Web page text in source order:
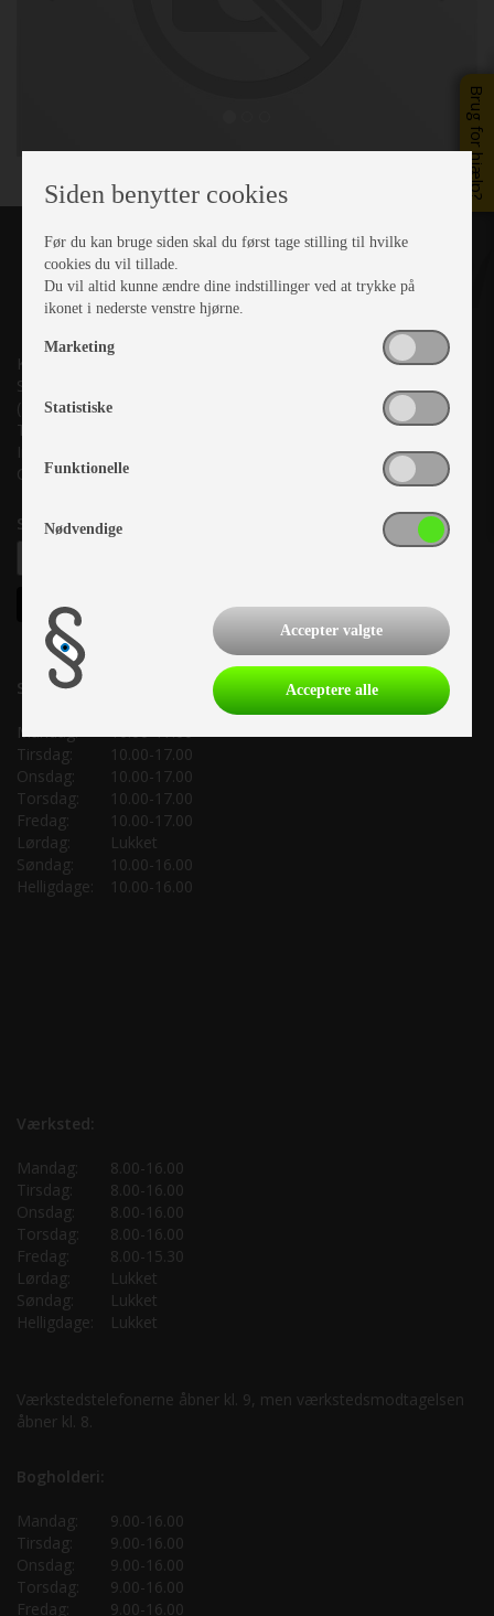
Brug for hjælp?
Kronjyllands Camping Center A/S
Suderholmen 10, 8960 Randers SØ
(Lige ud til Grenåvej)
Tlf. +45 87 10 98 70
Info@as-kcc.dk
CVR: 33 38 77 33
Samtykke til nyhedsbrev
Salgsafdeling:
Mandag:
Tirsdag:
10.00-17.00
Onsdag:
10.00-17.00
Torsdag:
10.00-17.00
Fredag:
10.00-17.00
Lørdag:
Lukket
Søndag:
10.00-16.00
Helligdage:
10.00-16.00
Værksted:
Mandag:
8.00-16.00
Tirsdag:
8.00-16.00
Onsdag:
8.00-16.00
Torsdag:
8.00-16.00
Fredag:
8.00-15.30
Lørdag:
Lukket
Søndag:
Lukket
Helligdage:
Lukket
Værkstedstelefonerne åbner kl. 9, men værkstedsmodtagelsen
åbner kl. 8.
Bogholderi:
Mandag:
9.00-16.00
Tirsdag:
9.00-16.00
Onsdag:
9.00-16.00
Torsdag:
9.00-16.00
Fredag:
9.00-16.00
Siden benytter cookies
Før du kan bruge siden skal du først tage stilling til hvilke
cookies du vil tillade.
Du vil altid kunne ændre dine indstillinger ved at trykke på
ikonet i nederste venstre hjørne.
Marketing
Statistiske
Funktionelle
Nødvendige
Accepter valgte
Acceptere alle